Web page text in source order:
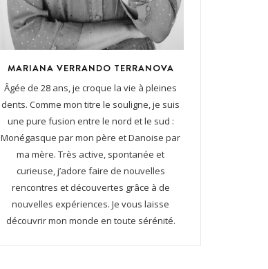
MARIANA VERRANDO TERRANOVA
Âgée de 28 ans, je croque la vie à pleines
dents. Comme mon titre le souligne, je suis
une pure fusion entre le nord et le sud :
Monégasque par mon père et Danoise par
ma mère. Très active, spontanée et
curieuse, j’adore faire de nouvelles
rencontres et découvertes grâce à de
nouvelles expériences. Je vous laisse
découvrir mon monde en toute sérénité.